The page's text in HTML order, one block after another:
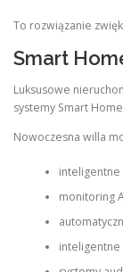
To rozwiązanie
Smart
Luksusowe
systemy Smart
Nowoczesna willa
monitoring